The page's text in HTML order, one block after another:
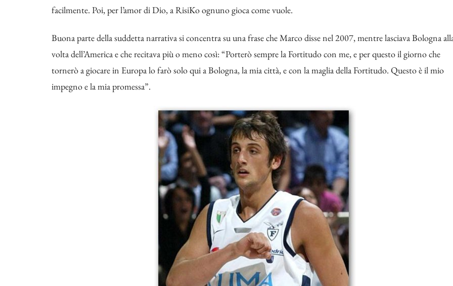
facilmente. Poi, per l’amor di Dio, a RisiKo ognuno gioca come vuole.
Buona parte della suddetta narrativa si concentra su una frase che Marco disse nel 2007, mentre lasciava Bologna
volta dell’America e che recitava più o meno così: “Porterò sempre la Fortitudo con me, e per questo il giorno che
tornerò a giocare in Europa lo farò solo qui a Bologna, la mia città, e con la maglia della Fortitudo. Questo è il mio
impegno e la mia promessa”.